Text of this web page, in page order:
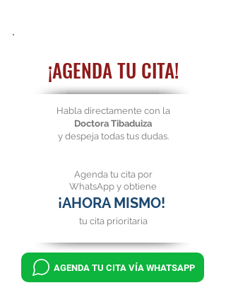
¡AGENDA TU CITA!
Habla directamente con la
Doctora Tibaduiza
y despeja todas tus dudas.
Agenda tu cita por
WhatsApp y obtiene
¡AHORA MISMO!
tu cita prioritaria
AGENDA TU CITA VÍA WHATSAPP